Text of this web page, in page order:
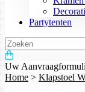
Partytenten
Uw
Home > Klapstoel